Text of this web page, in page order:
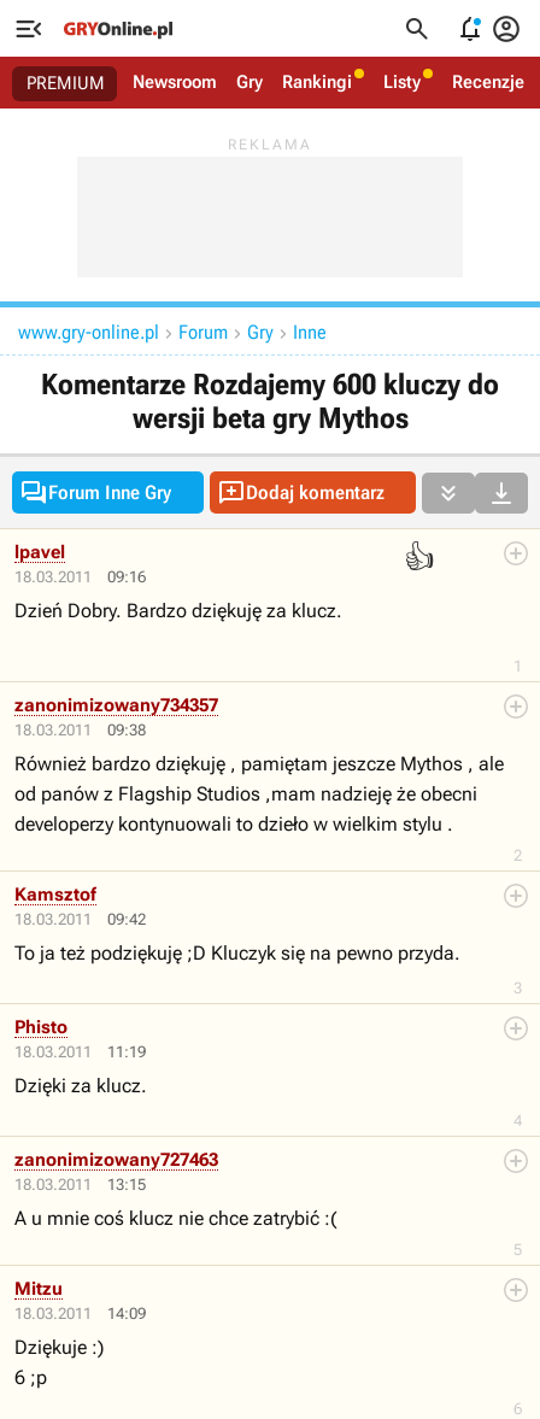
   
PREMIUM Newsroom Gry Rankingi Listy Recenzje
www.gry-online.pl  Forum  Gry  Inne
Komentarze Rozdajemy 600 kluczy do
wersji beta gry Mythos
Forum Inne Gry Dodaj komentarz  
18.03.2011 09:16
👍
1
lpavel
Dzień Dobry. Bardzo dziękuję za klucz.
18.03.2011 09:38
2
zanonimizowany734357
Również bardzo dziękuję , pamiętam jeszcze Mythos , ale
od panów z Flagship Studios ,mam nadzieję że obecni
developerzy kontynuowali to dzieło w wielkim stylu .
18.03.2011 09:42
3
Kamsztof
To ja też podziękuję ;D Kluczyk się na pewno przyda.
18.03.2011 11:19
4
Phisto
Dzięki za klucz.
18.03.2011 13:15
5
zanonimizowany727463
A u mnie coś klucz nie chce zatrybić :(
18.03.2011 14:09
6
Mitzu
Dziękuje :)
6 ;p